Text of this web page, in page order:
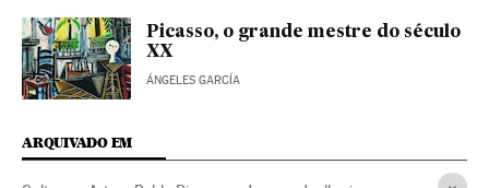
Picasso, o grande mestre do século
XX
ÁNGELES GARCÍA
ARQUIVADO EM